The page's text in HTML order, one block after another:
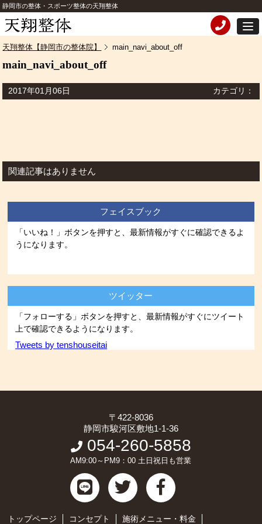
静岡市の整体・スポーツ整体の天翔整体
天翔整体【静岡市の整体院】 main_navi_about_off
main_navi_about_off
2017年01月06日 カテゴリ：
関連記事はありません
フェイスブック
「いいね！」ボタンを押すと、最新情報がすぐに確認できるよ
うになります。
ツイッター
「フォローする」ボタンを押すと、最新情報がすぐにツイート
上で確認できるようになります。
Tweets by tenshouseitai
〒422-8036
静岡市駿河区敷地1-1-36
054-260-5858
AM9:00～PM9：00 土日祝日も営業
トップページ コンセプト 施術メニュー・料金